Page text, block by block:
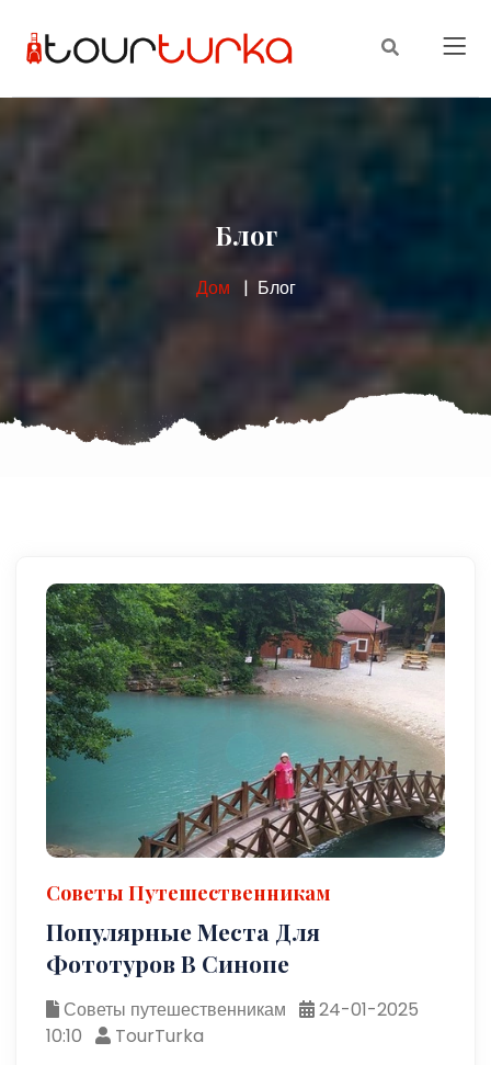
Блог
Дом Блог
Советы Путешественникам
Популярные Места Для
Фототуров В Синопе
Советы путешественникам
24-01-2025
10:10
TourTurka